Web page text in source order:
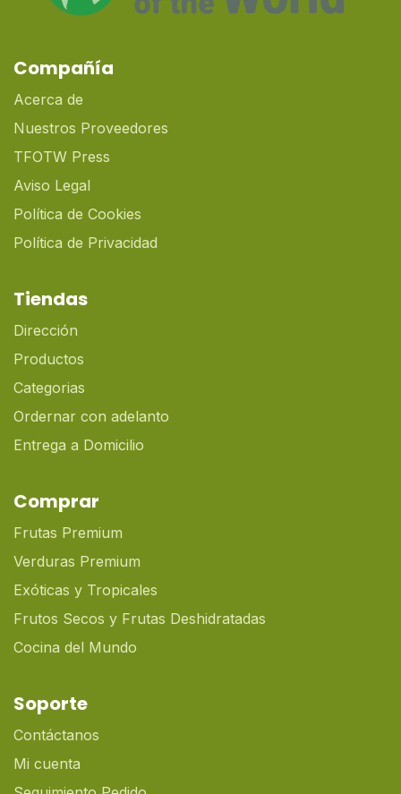
Compañía
Acerca de
Nuestros Proveedores
TFOTW Press
Aviso Legal
Política de Cookies
Política de Privacidad
Tiendas
Dirección
Productos
Categorias
Ordernar con adelanto
Entrega a Domicilio
Comprar
Frutas Premium
Verduras Premium
Exóticas y Tropicales
Frutos Secos y Frutas Deshidratadas
Cocina del Mundo
Soporte
Contáctanos
Mi cuenta